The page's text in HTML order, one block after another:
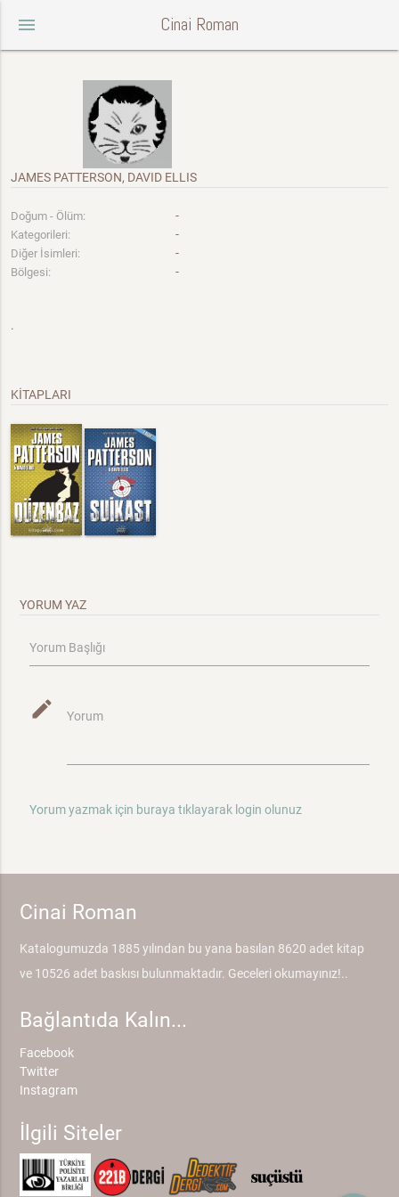
menu Cinai Roman
JAMES PATTERSON, DAVID ELLIS
Doğum - Ölüm: -
Kategorileri: -
Diğer İsimleri: -
Bölgesi: -
.
KİTAPLARI
YORUM YAZ
Yorum Başlığı
mode_edit Yorum
Yorum yazmak için buraya tıklayarak login olunuz
Cinai Roman
Katalogumuzda 1885 yılından bu yana basılan 8620 adet kitap
ve 10526 adet baskısı bulunmaktadır. Geceleri okumayınız!..
Bağlantıda Kalın...
Facebook
Twitter
Instagram
İlgili Siteler